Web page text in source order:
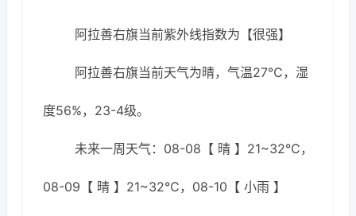
阿拉善右旗当前紫外线指数为【很强】
阿拉善右旗当前天气为晴，气温27℃，湿
度56%，23-4级。
未来一周天气：08-08【 晴 】21~32℃，
08-09【 晴 】21~32℃，08-10【 小雨 】